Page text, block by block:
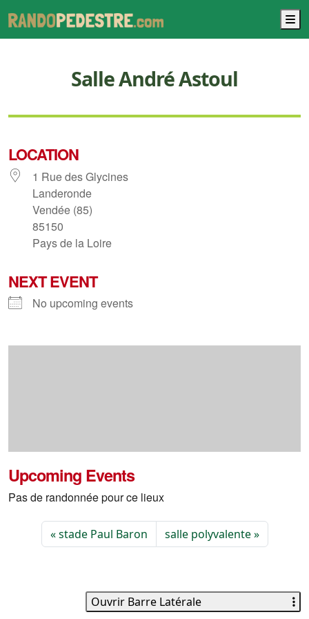
Salle André Astoul
LOCATION
1 Rue des Glycines
Landeronde
Vendée (85)
85150
Pays de la Loire
NEXT EVENT
No upcoming events
Upcoming Events
Pas de randonnée pour ce lieux
stade Paul Baron salle polyvalente
Ouvrir Barre Latérale